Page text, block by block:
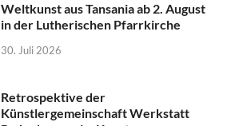
Weltkunst aus Tansania ab 2. August
in der Lutherischen Pfarrkirche
30. Juli 2026
Retrospektive der
Künstlergemeinschaft Werkstatt